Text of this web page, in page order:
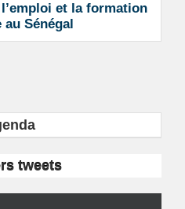
et la formation
Sénégal
tweets